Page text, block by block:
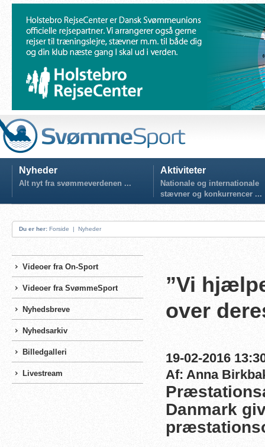
Nyheder
Alt nyt fra svømmeverdenen ...
Aktiviteter
Nationale og internationale
stævner og konkurrencer ...
Du er her: Forside | Nyheder
Videoer fra On-Sport
Videoer fra SvømmeSport
Nyhedsbreve
Nyhedsarkiv
Billedgalleri
Livestream
”Vi
over
19-02-2016
Af: Anna
Danmark